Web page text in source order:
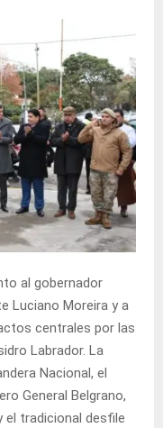
al gobernador
Luciano Moreira y a
centrales por las
Labrador. La
Nacional, el
General Belgrano,
el tradicional desfile